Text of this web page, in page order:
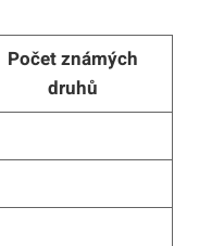
Počet známých
druhů